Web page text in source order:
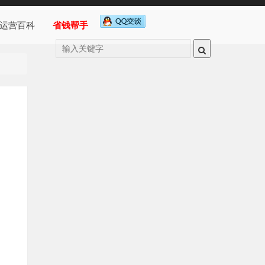
运营百科 省钱帮手